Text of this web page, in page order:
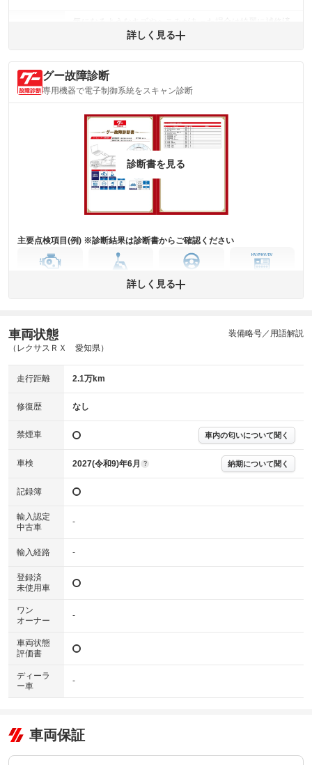
みですが、 小さなキズやヘコミが残っている場合もありま
内装
(内装状態)
気になる汚れ等がない綺麗な室内を保っています。
主要機関に不具合はありません。
詳細は鑑定書をご確認ください。
※グー鑑定は保証サービスではございません。購入時は必ず現車をご確認
および表示項目が異なる場合がございます。
す。車両情報等の詳細は各販売店へお問い合わせ下さい。
詳しく見る
グー故障診断
専用機器で電子制御系統をスキャン診断
診断書を見る
主要点検項目(例) ※診断結果は診断書からご確認ください
ミッション
ステアリング
ABS その他
※グー故障診断は保証サービスではございません。購入時は必ず現車をご
※実際にお渡しする故障診断書につきましては、形式および表示項目が異
※グー故障診断書はあくまでも実施時点での診断結果となります。将来に
わたり車両状態を担保するものではありませんので、車両情報等の詳細は
詳しく見る
車両状態
（レクサスＲＸ 愛知県）
装備略号／用語解説
走行距離 2.1万km
修復歴 なし
禁煙車 車内の匂いについて聞く
車検 2027(令和9)年6月 ? 納期について聞く
記録簿
輸入認定
中古車
-
輸入経路 -
登録済
未使用車
ワン
オーナー
-
車両状態
評価書
ディーラ
ー車
-
車両保証